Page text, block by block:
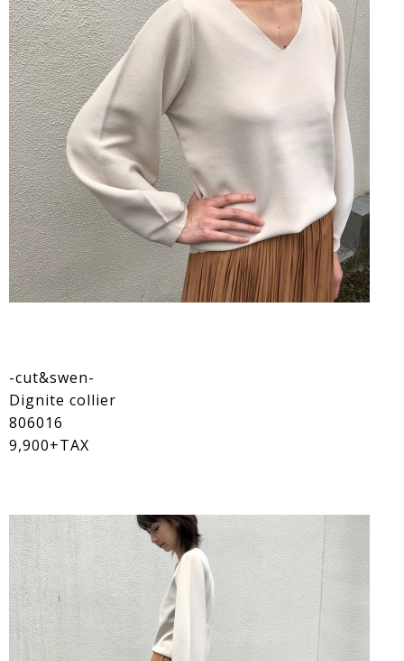
-cut&swen-
Dignite collier
806016
9,900+TAX